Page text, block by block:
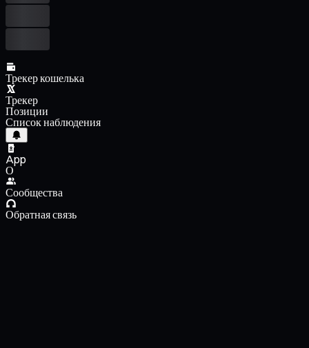
Трекер кошелька
Трекер
Позиции
Список наблюдения
App
О
Сообщества
Обратная связь